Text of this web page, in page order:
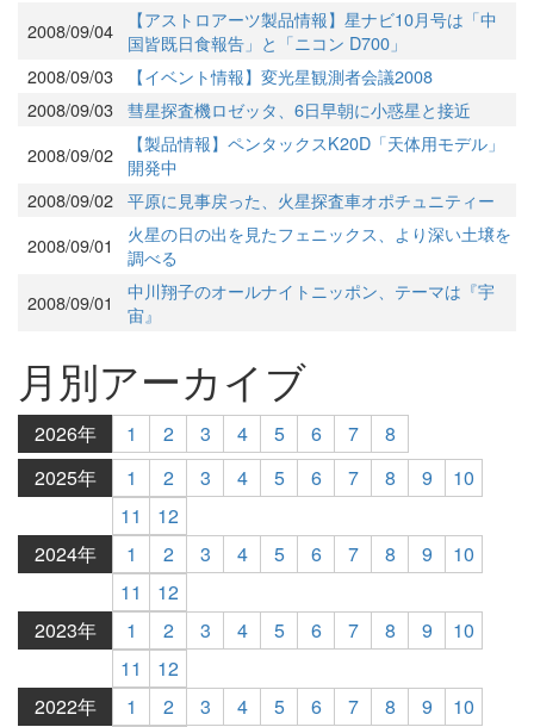
2008/09/04
【アストロアーツ製品情報】星ナビ10月号は「中
国皆既日食報告」と「ニコン D700」
2008/09/03
【イベント情報】変光星観測者会議2008
2008/09/03 彗星探査機ロゼッタ、6日早朝に小惑星と接近
2008/09/02
【製品情報】ペンタックスK20D「天体用モデル」
開発中
2008/09/02 平原に見事戻った、火星探査車オポチュニティー
2008/09/01
火星の日の出を見たフェニックス、より深い土壌を
調べる
2008/09/01
中川翔子のオールナイトニッポン、テーマは『宇
宙』
月別アーカイブ
2026年 1 2 3 4 5 6 7
8
2025年
1 2 3 4 5 6 7 8 9
10
11
12
2024年
1 2 3 4 5 6 7 8 9
10
11
12
2023年
1 2 3 4 5 6 7 8 9
10
11
12
2022年
1 2 3 4 5 6 7 8 9
10